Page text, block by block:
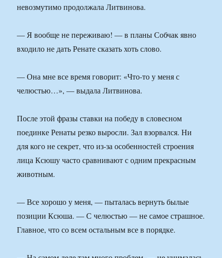
невозмутимо продолжала Литвинова.
— Я вообще не переживаю! — в планы Собчак явно
входило не дать Ренате сказать хоть слово.
— Она мне все время говорит: «Что-то у меня с
челюстью…», — выдала Литвинова.
После этой фразы ставки на победу в словесном
поединке Ренаты резко выросли. Зал взорвался. Ни
для кого не секрет, что из-за особенностей строения
лица Ксюшу часто сравнивают с одним прекрасным
животным.
— Все хорошо у меня, — пыталась вернуть былые
позиции Ксюша. — С челюстью — не самое страшное.
Главное, что со всем остальным все в порядке.